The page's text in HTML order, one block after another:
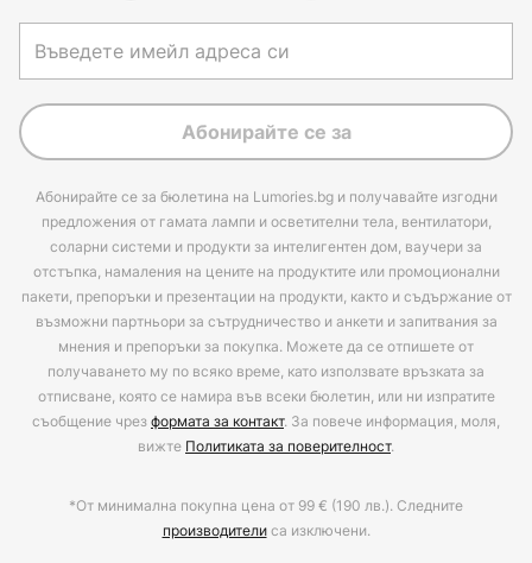
Абонирайте се за
Абонирайте се за бюлетина на Lumories.bg и получавайте изгодни
предложения от гамата лампи и осветителни тела, вентилатори,
соларни системи и продукти за интелигентен дом, ваучери за
отстъпка, намаления на цените на продуктите или промоционални
пакети, препоръки и презентации на продукти, както и съдържание от
възможни партньори за сътрудничество и анкети и запитвания за
мнения и препоръки за покупка. Можете да се отпишете от
получаването му по всяко време, като използвате връзката за
отписване, която се намира във всеки бюлетин, или ни изпратите
съобщение чрезформата за контакт. За повече информация, моля,
вижте Политиката за поверителност.
*От минимална покупна цена от 99 € (190 лв.). Следните
производителиса изключени.